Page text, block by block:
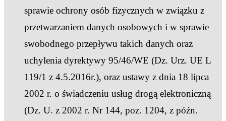
sprawie ochrony osób fizycznych w związku z
przetwarzaniem danych osobowych i w sprawie
swobodnego przepływu takich danych oraz
uchylenia dyrektywy 95/46/WE (Dz. Urz. UE L
119/1 z 4.5.2016r.), oraz ustawy z dnia 18 lipca
2002 r. o świadczeniu usług drogą elektroniczną
(Dz. U. z 2002 r. Nr 144, poz. 1204, z późn.